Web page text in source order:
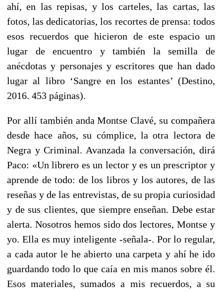
ahí, en las repisas, y los carteles, las cartas, las
fotos, las dedicatorias, los recortes de prensa: todos
esos recuerdos que hicieron de este espacio un
lugar de encuentro y también la semilla de
anécdotas y personajes y escritores que han dado
lugar al libro ‘Sangre en los estantes’ (Destino,
2016. 453 páginas).
Por allí también anda Montse Clavé, su compañera
desde hace años, su cómplice, la otra lectora de
Negra y Criminal. Avanzada la conversación, dirá
Paco: «Un librero es un lector y es un prescriptor y
aprende de todo: de los libros y los autores, de las
reseñas y de las entrevistas, de su propia curiosidad
y de sus clientes, que siempre enseñan. Debe estar
alerta. Nosotros hemos sido dos lectores, Montse y
yo. Ella es muy inteligente -señala-. Por lo regular,
a cada autor le he abierto una carpeta y ahí he ido
guardando todo lo que caía en mis manos sobre él.
Esos materiales, sumados a mis recuerdos, a su